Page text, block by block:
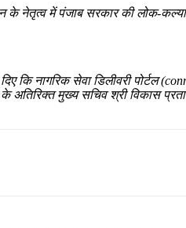
नेतृत्व में पंजाब सरकार की लोक-
कि नागरिक सेवा डिलीवरी
मुख्य सचिव श्री विकास